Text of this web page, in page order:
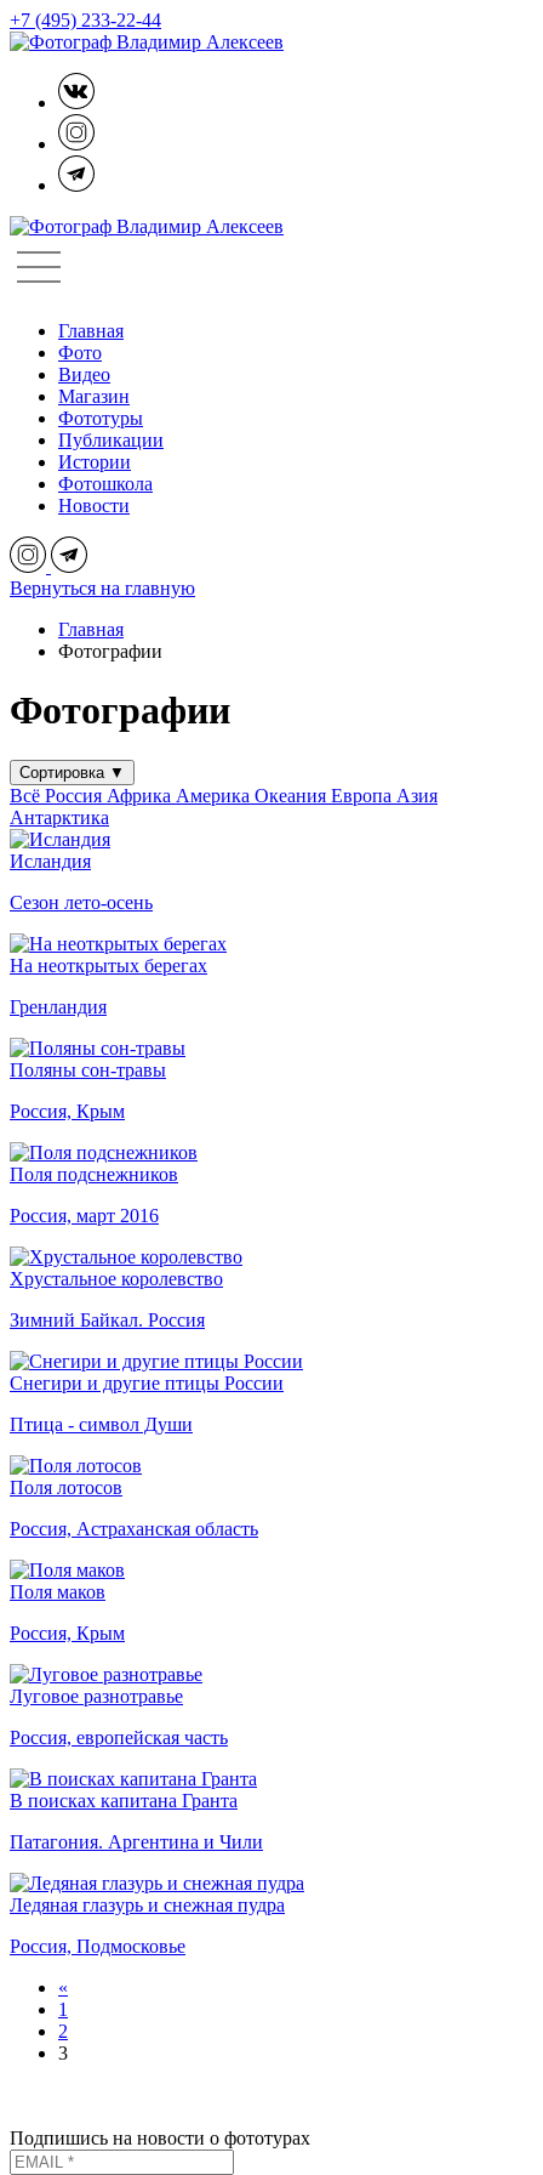
+7 (495) 233-22-44
Главная
Фото
Видео
Магазин
Фототуры
Публикации
Истории
Фотошкола
Новости
Вернуться на главную
Главная
Фотографии
Фотографии
Сортировка ▼
Всё Россия Африка Америка Океания Европа Азия
Антарктика
Исландия
Сезон лето-осень
На неоткрытых берегах
Гренландия
Поляны сон-травы
Россия, Крым
Поля подснежников
Россия, март 2016
Хрустальное королевство
Зимний Байкал. Россия
Снегири и другие птицы России
Птица - символ Души
Поля лотосов
Россия, Астраханская область
Поля маков
Россия, Крым
Луговое разнотравье
Россия, европейская часть
В поисках капитана Гранта
Патагония. Аргентина и Чили
Ледяная глазурь и снежная пудра
Россия, Подмосковье
«
1
2
3
Подпишись на новости о фототурах